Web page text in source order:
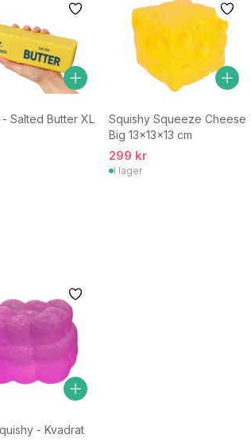
Salted Butter XL
Squishy Squeeze Cheese
Big 13x13x13 cm
299 kr
I lager
- Kvadrat